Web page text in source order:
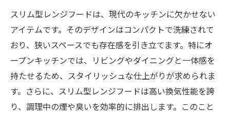
選ばれる理由：スリム型レンジフードのユニー
クな特長
キッチンリフォームの新定番！スリム型レンジ
フードの未来
スリム型レンジフードは、現代のキッチンに欠かせない
アイテムです。そのデザインはコンパクトで洗練されて
おり、狭いスペースでも存在感を引き立てます。特にオ
ープンキッチンでは、リビングやダイニングと一体感を
持たせるため、スタイリッシュな仕上がりが求められま
す。さらに、スリム型レンジフードは高い換気性能を誇
り、調理中の煙や臭いを効率的に排出します。このこと